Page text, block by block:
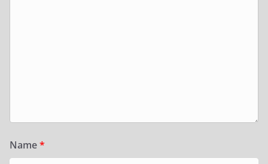
Name*